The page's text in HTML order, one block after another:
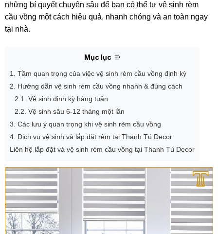
những bí quyết chuyên sâu để bạn có thể tự vệ sinh rèm
cầu vồng một cách hiệu quả, nhanh chóng và an toàn ngay
tại nhà.
Mục lục
1. Tầm quan trọng của việc vệ sinh rèm cầu vồng định kỳ
2. Hướng dẫn vệ sinh rèm cầu vồng nhanh & đúng cách
2.1. Vệ sinh định kỳ hàng tuần
2.2. Vệ sinh sâu 6-12 tháng một lần
3. Các lưu ý quan trọng khi vệ sinh rèm cầu vồng
4. Dịch vụ vệ sinh và lắp đặt rèm tại Thanh Tú Decor
Liên hệ lắp đặt và vệ sinh rèm cầu vồng tại Thanh Tú Decor